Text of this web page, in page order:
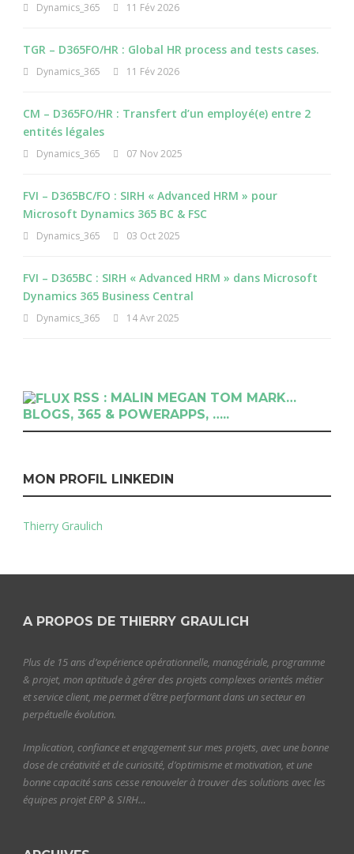
Dynamics_365 11 Fév 2026
TGR – D365FO/HR : Global HR process and tests cases.
Dynamics_365 11 Fév 2026
CM – D365FO/HR : Transfert d’un employé(e) entre 2
entités légales
Dynamics_365 07 Nov 2025
FVI – D365BC/FO : SIRH « Advanced HRM » pour
Microsoft Dynamics 365 BC & FSC
Dynamics_365 03 Oct 2025
FVI – D365BC : SIRH « Advanced HRM » dans Microsoft
Dynamics 365 Business Central
Dynamics_365 14 Avr 2025
RSS : MALIN MEGAN TOM MARK…
BLOGS, 365 & POWERAPPS, …..
MON PROFIL LINKEDIN
Thierry Graulich
A PROPOS DE THIERRY GRAULICH
Plus de 15 ans d’expérience opérationnelle, managériale, programme
& projet, mon aptitude à gérer des projets complexes orientés métier
et service client, me permet d’être performant dans un secteur en
perpétuelle évolution.
Implication, confiance et engagement sur mes projets, avec une bonne
dose de créativité et de curiosité, d’optimisme et motivation, et une
bonne capacité sans cesse renouveler à trouver des solutions avec les
équipes projet ERP & SIRH…